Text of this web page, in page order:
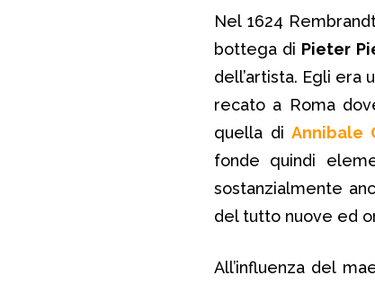
Nel 1624
bottega di Pieter
dell’artista. Egli era
recato a Roma
quella diAnnibale
fonde quindi
sostanzialmente
del tutto nuove ed
All’influenza del